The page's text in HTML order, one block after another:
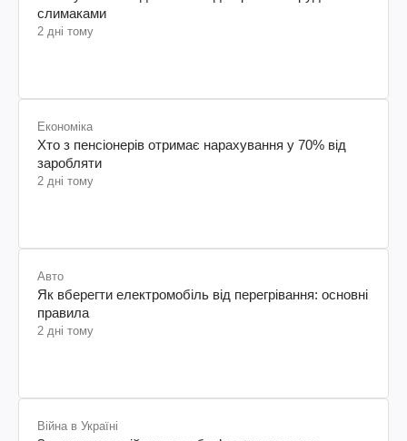
слимаками
2 дні тому
Економіка
Хто з пенсіонерів отримає нарахування у 70% від
заробляти
2 дні тому
Авто
Як вберегти електромобіль від перегрівання: основні
правила
2 дні тому
Війна в Україні